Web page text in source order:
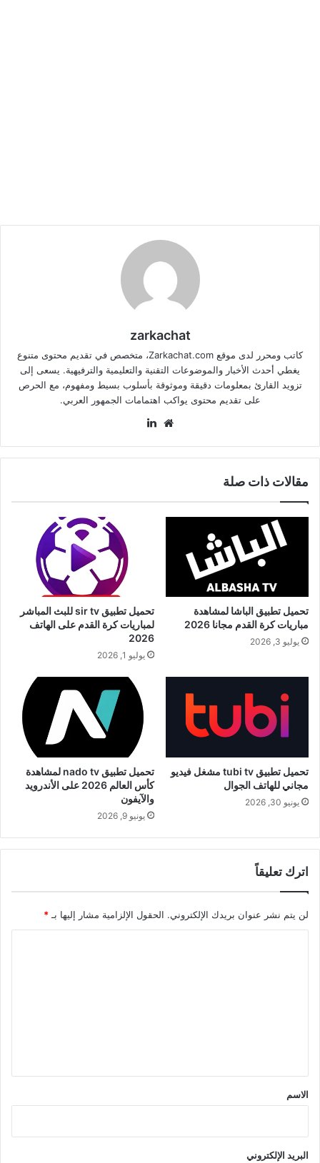
zarkachat
كاتب ومحرر لدى موقع Zarkachat.com، متخصص في تقديم محتوى متنوع
يغطي أحدث الأخبار والموضوعات التقنية والتعليمية والترفيهية. يسعى إلى
تزويد القارئ بمعلومات دقيقة وموثوقة بأسلوب بسيط ومفهوم، مع الحرص
على تقديم محتوى يواكب اهتمامات الجمهور العربي.
موقع
مقالات ذات صلة
تحميل تطبيق الباشا لمشاهدة
مباريات كرة القدم مجانا 2026
يوليو 3, 2026
تحميل تطبيق sir tv للبث المباشر
لمباريات كرة القدم على الهاتف
2026
يوليو 1, 2026
تحميل تطبيق tubi tv مشغل فيديو
مجاني للهاتف الجوال
يونيو 30, 2026
تحميل تطبيق nado tv لمشاهدة
كأس العالم 2026 على الأندرويد
والآيفون
يونيو 9, 2026
اترك تعليقاً
لن يتم نشر عنوان بريدك الإلكتروني. الحقول الإلزامية مشار إليها بـ *
*
الاسم
البريد الإلكتروني